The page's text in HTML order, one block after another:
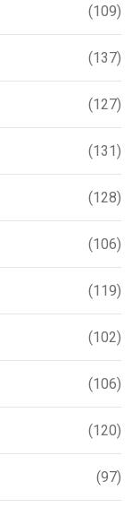
(109)
(137)
(127)
(131)
(128)
(106)
(119)
(102)
(106)
(120)
(97)